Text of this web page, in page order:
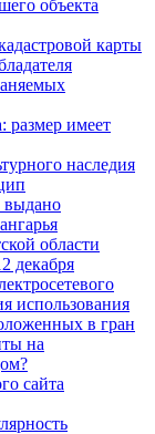
объекта
карты
размер имеет
наследия
выдано
области
декабря
использования
в гран
на
сайта